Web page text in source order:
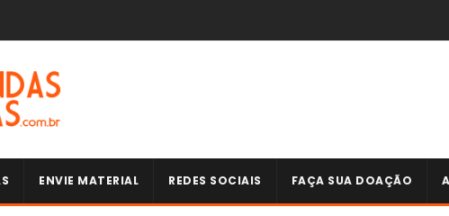
ENVIE MATERIAL REDES SOCIAIS FAÇA SUA DOAÇÃO